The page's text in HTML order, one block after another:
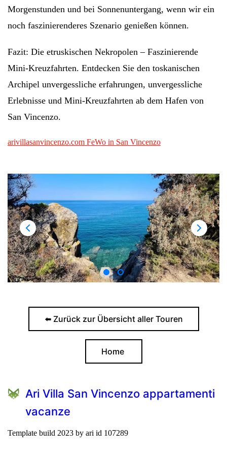
Morgenstunden und bei Sonnenuntergang, wenn wir ein
noch faszinierenderes Szenario genießen können.
Fazit: Die etruskischen Nekropolen – Faszinierende
Mini-Kreuzfahrten. Entdecken Sie den toskanischen
Archipel unvergessliche erfahrungen, unvergessliche
Erlebnisse und Mini-Kreuzfahrten ab dem Hafen von
San Vincenzo.
arivillasanvincenzo.com FeWo in San Vincenzo
⬅️ Zurück zur Übersicht aller Touren
Home
Ari Villa San Vincenzo appartamenti
vacanze
Template build 2023 by ari id 107289